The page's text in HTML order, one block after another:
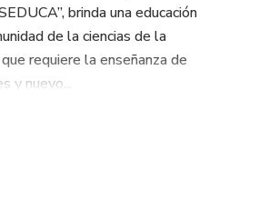
brinda una educación
de la ciencias de la
requiere la enseñanza de
nuevo...